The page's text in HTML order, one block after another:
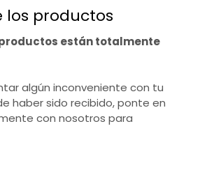
los productos
están totalmente
algún inconveniente con tu
haber sido recibido, ponte en
con nosotros para